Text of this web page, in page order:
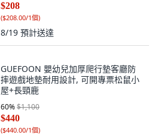
$208
($208.00/1個)
8/19 預計送達
GUEFOON 嬰幼兒加厚爬行墊客廳防
摔遊戲地墊耐用設計, 可開專票松鼠小
屋+長頸鹿
60%$1,100
$440
($440.00/1個)